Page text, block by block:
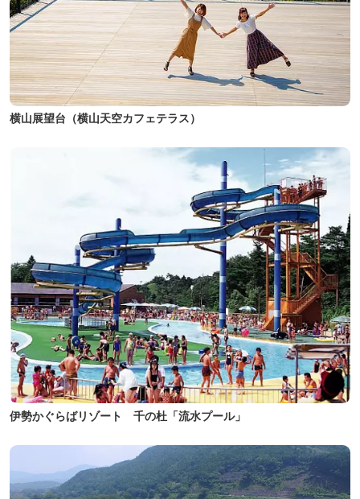
横山展望台（横山天空カフェテラス）
伊勢かぐらばリゾート 千の杜「流水プール」